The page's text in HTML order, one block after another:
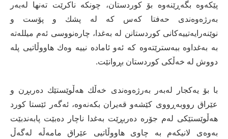
پێكه‌وه‌ بگه‌ڕێنه‌وه‌ بۆ كوردستان، چونكه‌ ناكرێت ته‌نها له‌به‌ر
به‌رژه‌وه‌ندی حه‌فتا كه‌س كه‌ له‌ پشك و پۆست و
نوێنه‌رایه‌تییه‌كانی كوردستانن له‌ به‌غدا، چاره‌نووسی ئه‌م میلله‌ته‌
به‌ به‌غداوه‌ ببه‌سترێته‌وه‌ كه‌ ئه‌و ئاماده‌ نییه‌ وه‌ك هاووڵاتیی پله‌
دووش له‌ خه‌ڵكی كوردستان بڕوانێت.
با بۆ یه‌كجار له‌به‌ر به‌رژه‌وه‌ندی خه‌ڵك هه‌ڵوێستێك ده‌ربڕن و
عێراق رووبه‌ڕووی كێشه‌و قه‌یران بكه‌نه‌وه‌، ئه‌گه‌ر ئێستا كورد
هه‌ڵوێستێكی له‌م جۆره‌ ده‌ربڕێت به‌غدا ناچار ده‌بێت پابه‌ندبێت
به‌وه‌ی لانیكه‌م به‌ چاوی هاووڵاتیی عێراق مامه‌ڵه‌ له‌گه‌ڵ